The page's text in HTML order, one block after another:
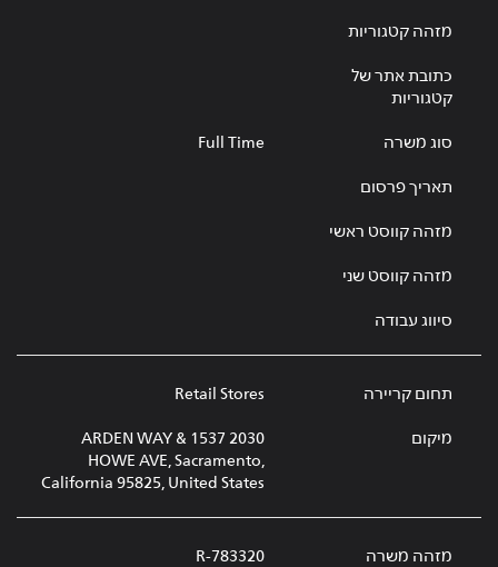
מזהה קטגוריות
כתובת אתר של
קטגוריות
סוג משרה Full Time
תאריך פרסום
מזהה קווסט ראשי
מזהה קווסט שני
סיווג עבודה
תחום קריירה Retail Stores
מיקום
2030 ARDEN WAY & 1537
HOWE AVE, Sacramento,
California 95825, United States
מזהה משרה R-783320